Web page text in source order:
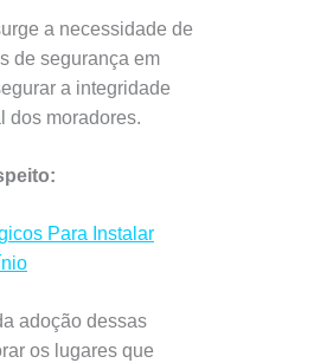
a necessidade de
de segurança em
a integridade
dos moradores.
Para Instalar
adoção dessas
os lugares que